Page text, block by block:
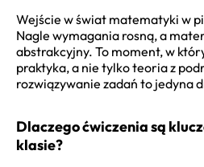
Wejście w świat matematyki w
Nagle wymagania rosną, a
abstrakcyjny. To moment, w
praktyka, a nie tylko teoria z
rozwiązywanie zadań to jedyna
Dlaczego ćwiczenia są
klasie?